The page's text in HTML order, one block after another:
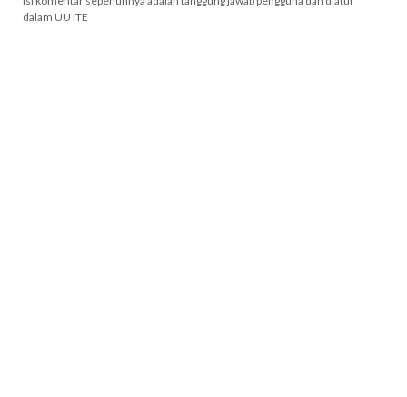
dalam UU ITE